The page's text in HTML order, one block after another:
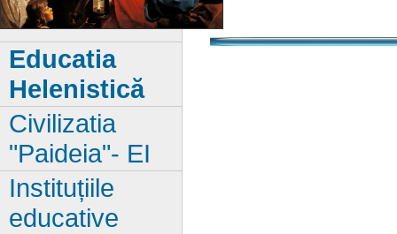
Educatia
Helenistică
Civilizatia
"Paideia"- EI
Instituțiile
educative